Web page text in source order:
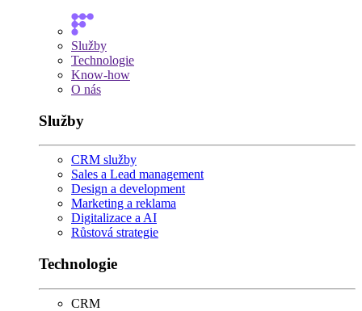
Služby
Technologie
Know-how
O nás
Služby
CRM služby
Sales a Lead management
Design a development
Marketing a reklama
Digitalizace a AI
Růstová strategie
Technologie
CRM